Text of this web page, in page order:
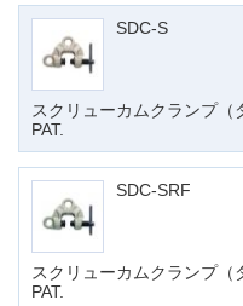
SDC-S
スクリューカムクランプ
PAT.
SDC-SRF
スクリューカムクランプ
PAT.